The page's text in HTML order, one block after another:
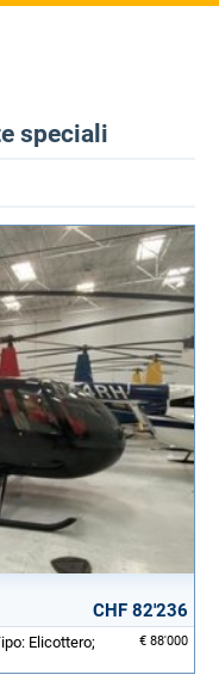
speciali
CHF 82'236
€ 88'000
Elicottero;